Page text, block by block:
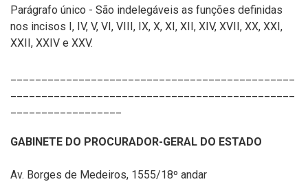
Parágrafo único - São indelegáveis as funções definidas
nos incisos I, IV, V, VI, VIII, IX, X, XI, XII, XIV, XVII, XX, XXI,
XXII, XXIV e XXV.
GABINETE DO PROCURADOR-GERAL DO ESTADO
Av. Borges de Medeiros, 1555/18º andar